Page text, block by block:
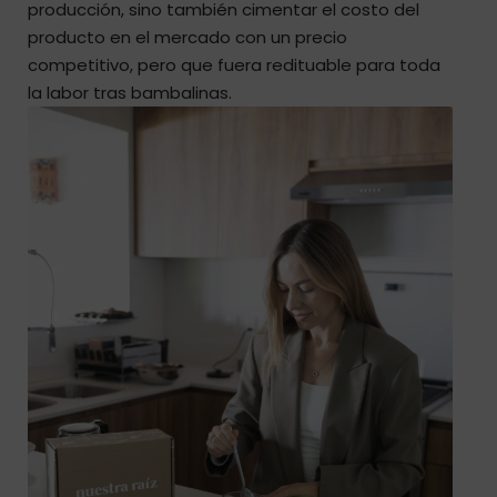
producción, sino también cimentar el costo del
producto en el mercado con un precio
competitivo, pero que fuera redituable para toda
la labor tras bambalinas.